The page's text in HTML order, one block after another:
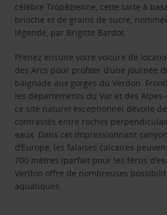
célèbre Tropézienne, cette tarte à
brioche et de grains de sucre,
légende, par Brigitte Bardot.
Prenez ensuite votre voiture de
des Arcs pour profiter d’une journée
baignade aux gorges du Verdon.
les départements du Var et des Alpes-
ce site naturel exceptionnel dévoile
contrastés entre roches
eaux. Dans cet impressionnant
d’Europe, les falaises calcaires
700 mètres (parfait pour les férus
Verdon offre de nombreuses
aquatiques.